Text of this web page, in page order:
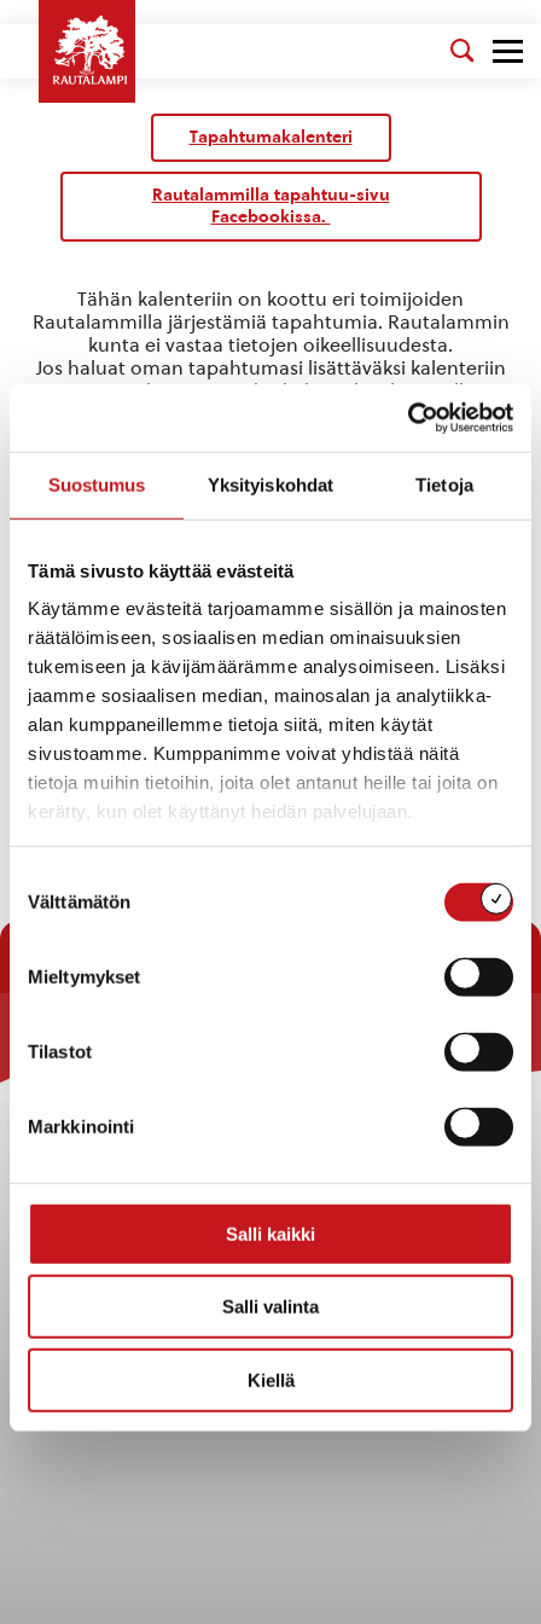
Suostumus Yksityiskohdat Tietoja
Tämä sivusto käyttää evästeitä
Käytämme evästeitä tarjoamamme sisällön ja mainosten
räätälöimiseen, sosiaalisen median ominaisuuksien
tukemiseen ja kävijämäärämme analysoimiseen. Lisäksi
jaamme sosiaalisen median, mainosalan ja analytiikka-
alan kumppaneillemme tietoja siitä, miten käytät
sivustoamme. Kumppanimme voivat yhdistää näitä
tietoja muihin tietoihin, joita olet antanut heille tai joita on
kerätty, kun olet käyttänyt heidän palvelujaan.
valinta
Välttämätön
Mieltymykset
Tilastot
Markkinointi
Salli kaikki
Salli valinta
Kiellä
Tapahtumakalenteri
Rautalammilla tapahtuu-sivu
Facebookissa.
Joulu
Tapahtumat Joulu
Tapahtumat
NoticeEi tuloksia.
Etsi
aja
Näkymät
navigointi
Etsi
ShowLista
Tuleva
Valitse
päivä.
EdellisetTapahtumat Tänään
Seuraavat
Tähän kalenteriin on koottu eri toimijoiden
Rautalammilla järjestämiä tapahtumia. Rautalammin
kunta ei vastaa tietojen oikeellisuudesta.
Jos haluat oman tapahtumasi lisättäväksi kalenteriin
jätä tapahtuman tiedot linkin takaa löytyvällä
Rautalammin kunta
Kuntainfo
Asiakirjajulkisuuskuvaus
Evästeet
Tietosuoja
Tietopyyntö